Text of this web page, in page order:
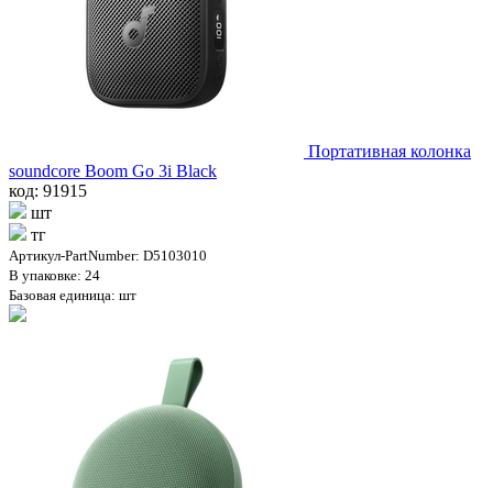
Портативная колонка
soundcore Boom Go 3i Black
код: 91915
шт
тг
Артикул-PartNumber: D5103010
В упаковке: 24
Базовая единица: шт